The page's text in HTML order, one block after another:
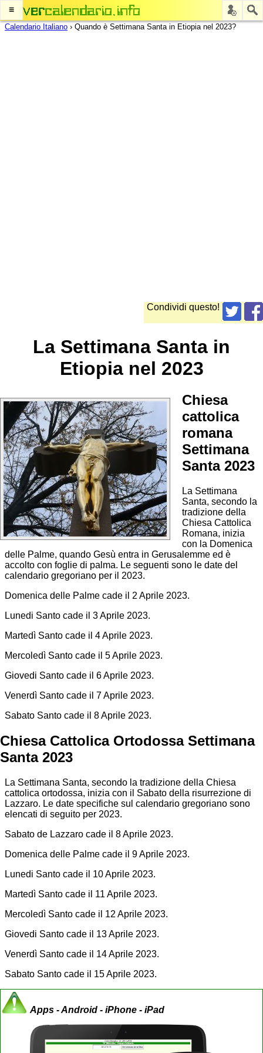
≡
Calendario Italiano › Quando è Settimana Santa in Etiopia nel 2023?
Condividi questo!
La Settimana Santa in
Etiopia nel 2023
Chiesa
cattolica
romana
Settimana
Santa 2023
La Settimana
Santa, secondo la
tradizione della
Chiesa Cattolica
Romana, inizia
con la Domenica
delle Palme, quando Gesù entra in Gerusalemme ed è
accolto con foglie di palma. Le seguenti sono le date del
calendario gregoriano per il 2023.
Domenica delle Palme cade il 2 Aprile 2023.
Lunedi Santo cade il 3 Aprile 2023.
Martedì Santo cade il 4 Aprile 2023.
Mercoledì Santo cade il 5 Aprile 2023.
Giovedi Santo cade il 6 Aprile 2023.
Venerdì Santo cade il 7 Aprile 2023.
Sabato Santo cade il 8 Aprile 2023.
Chiesa Cattolica Ortodossa Settimana
Santa 2023
La Settimana Santa, secondo la tradizione della Chiesa
cattolica ortodossa, inizia con il Sabato della risurrezione di
Lazzaro. Le date specifiche sul calendario gregoriano sono
elencati di seguito per 2023.
Sabato de Lazzaro cade il 8 Aprile 2023.
Domenica delle Palme cade il 9 Aprile 2023.
Lunedi Santo cade il 10 Aprile 2023.
Martedì Santo cade il 11 Aprile 2023.
Mercoledì Santo cade il 12 Aprile 2023.
Giovedi Santo cade il 13 Aprile 2023.
Venerdì Santo cade il 14 Aprile 2023.
Sabato Santo cade il 15 Aprile 2023.
Apps - Android - iPhone - iPad